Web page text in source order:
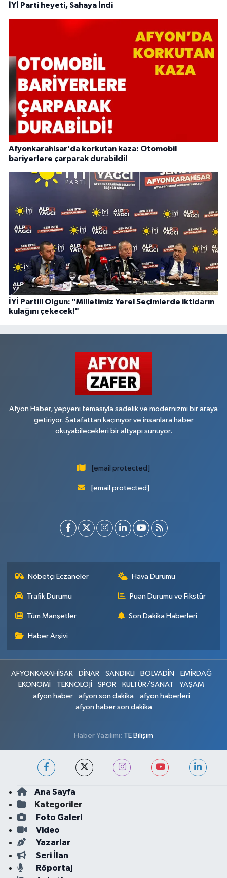
İYİ Parti heyeti, Sahaya İndi
Afyonkarahisar’da korkutan kaza: Otomobil
bariyerlere çarparak durabildi!
İYİ Partili Olgun: "Milletimiz Yerel Seçimlerde iktidarın
kulağını çekecek!"
Afyon Haber, yepyeni temasıyla sadelik ve modernizmi bir araya
getiriyor. Şatafattan kaçınıyor ve insanlara haber
okuyabilecekleri bir altyapı sunuyor.
[email protected]
[email protected]
Nöbetçi Eczaneler Hava Durumu
Trafik Durumu Puan Durumu ve Fikstür
Tüm Manşetler Son Dakika Haberleri
Haber Arşivi
AFYONKARAHİSAR DİNAR SANDIKLI BOLVADİN
EMİRDAĞ
EKONOMİ
TEKNOLOJİ SPOR KÜLTÜR/SANAT
YAŞAM
afyon haber
afyon son dakika
afyon haberleri
afyon haber son dakika
Haber Yazılımı: TE Bilişim
Ana Sayfa
Kategoriler
Foto Galeri
Video
Yazarlar
Seri İlan
Röportaj